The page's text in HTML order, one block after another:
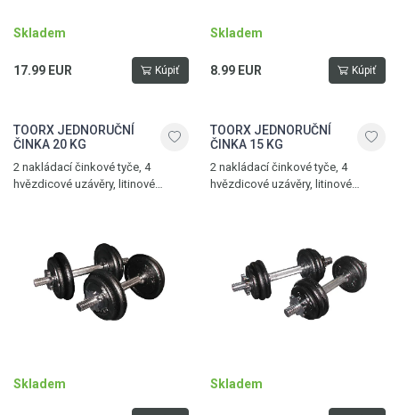
Skladem
17.99 EUR Kúpiť
Skladem
8.99 EUR Kúpiť
TOORX JEDNORUČNÍ
ČINKA 20 KG
2 nakládací činkové tyče, 4
hvězdicové uzávěry, litinové
Skladem
TOORX JEDNORUČNÍ
ČINKA 15 KG
2 nakládací činkové tyče, 4
hvězdicové uzávěry, litinové
Skladem